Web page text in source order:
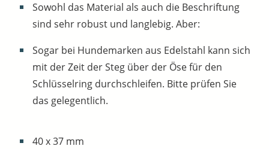
Sowohl das Material als auch die Beschriftung
sind sehr robust und langlebig. Aber:
Sogar bei Hundemarken aus Edelstahl kann sich
mit der Zeit der Steg über der Öse für den
Schlüsselring durchschleifen. Bitte prüfen Sie
das gelegentlich.
40 x 37 mm